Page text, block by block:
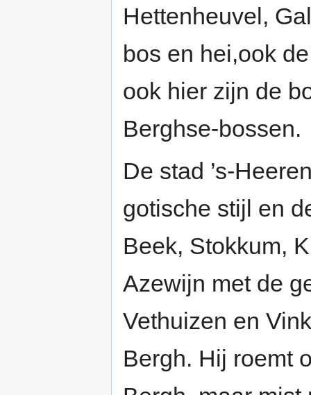
Hettenheuvel,
bos en hei,ook
ook hier zijn de
Berghse-bossen.
De stad ’s-
gotische stijl en
Beek, Stokkum,
Azewijn met de
Vethuizen en
Bergh. Hij roemt